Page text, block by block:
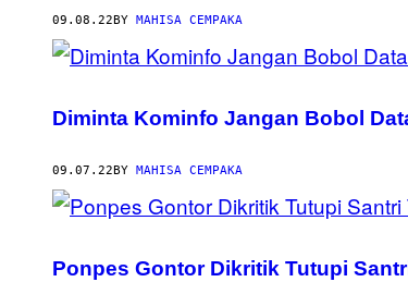
09.08.22 BY MAHISA CEMPAKA
Diminta Kominfo Jangan Bobol
09.07.22 BY MAHISA CEMPAKA
Ponpes Gontor Dikritik Tutupi